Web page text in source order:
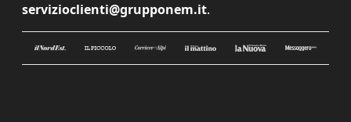
servizioclienti@grupponem.it.